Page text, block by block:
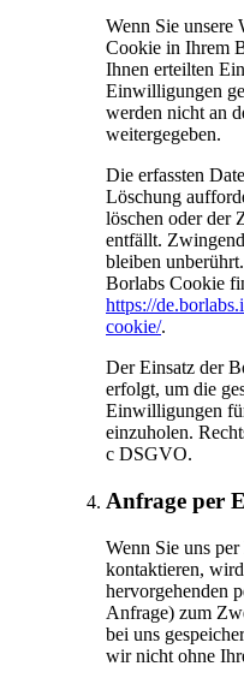
Wenn Sie unsere
Cookie in Ihrem
Ihnen erteilten
Einwilligungen
werden nicht an
weitergegeben.
Die erfassten
Löschung
löschen oder der
entfällt.
bleiben
Borlabs Cookie
https://
cookie/.
Der Einsatz der
erfolgt, um die
Einwilligungen
einzuholen.
c DSGVO.
Anfrage per
Wenn Sie uns
kontaktieren,
hervorgehenden
Anfrage) zum
bei uns
wir nicht ohne